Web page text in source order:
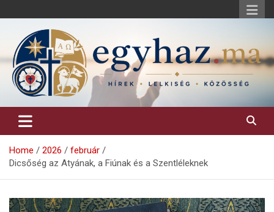
to
egyhaz.ma
Keresztény hírek, elemzések, építő jellegű kritikai írások.
Home 2026
február
Dicsőség az Atyának, a Fiúnak és a Szentléleknek